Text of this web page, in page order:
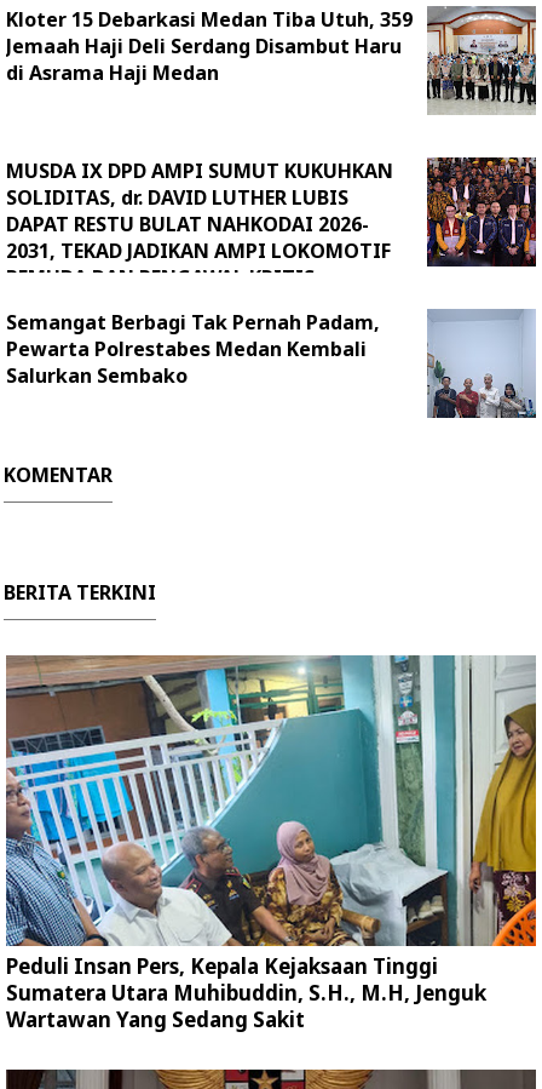
Kloter 15 Debarkasi Medan Tiba Utuh, 359
Jemaah Haji Deli Serdang Disambut Haru
di Asrama Haji Medan
MUSDA IX DPD AMPI SUMUT KUKUHKAN
SOLIDITAS, dr. DAVID LUTHER LUBIS
DAPAT RESTU BULAT NAHKODAI 2026-
2031, TEKAD JADIKAN AMPI LOKOMOTIF
PEMUDA DAN PENGAWAL KRITIS
Semangat Berbagi Tak Pernah Padam,
Pewarta Polrestabes Medan Kembali
Salurkan Sembako
KOMENTAR
BERITA TERKINI
Peduli Insan Pers, Kepala Kejaksaan Tinggi
Sumatera Utara Muhibuddin, S.H., M.H, Jenguk
Wartawan Yang Sedang Sakit